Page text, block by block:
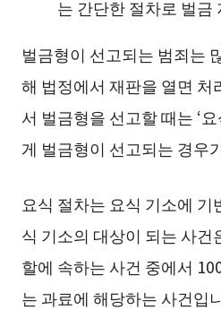
는 간단한 절차로 벌금
벌금형이 선고되는 범죄는
해 법정에서 재판을 열면 처
서 벌금형을 선고할 때는 ‘
게 벌금형이 선고되는 경우
요식 절차는 요식 기소에 기
식 기소의 대상이 되는 사
할에 속하는 사건 중에서
는 과료에 해당하는 사건입